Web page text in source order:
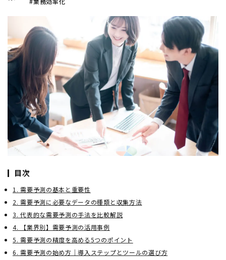
目次
1. 需要予測の基本と重要性
2. 需要予測に必要なデータの種類と収集方法
3. 代表的な需要予測の手法を比較解説
4. 【業界別】需要予測の活用事例
5. 需要予測の精度を高める5つのポイント
6. 需要予測の始め方｜導入ステップとツールの選び方